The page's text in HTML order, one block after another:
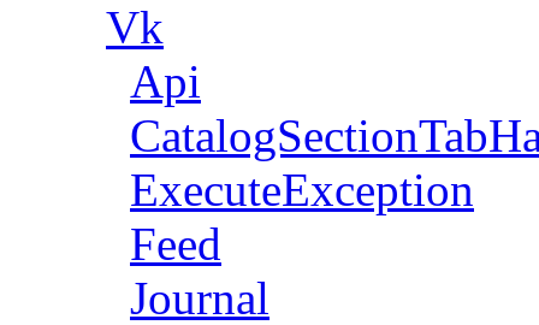
Vk
Api
ExecuteException
Feed
Journal